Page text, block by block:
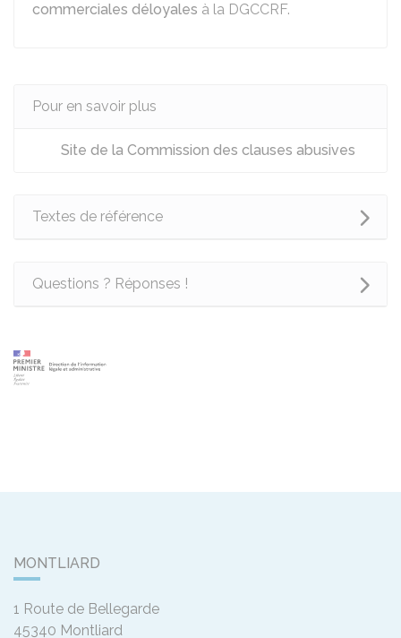
commerciales déloyales à la DGCCRF.
Pour en savoir plus
Site de la Commission des clauses abusives
Textes de référence
Questions ? Réponses !
MONTLIARD
1 Route de Bellegarde
45340 Montliard